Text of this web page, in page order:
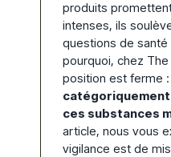
produits
intenses, ils
questions de santé
pourquoi, chez
position est ferme :
ces substances
article, nous vous
vigilance est de